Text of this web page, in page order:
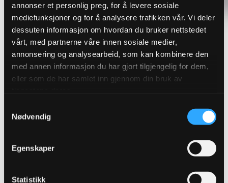
annonser et personlig preg, for å levere sosiale
mediefunksjoner og for å analysere trafikken vår. Vi deler
dessuten informasjon om hvordan du bruker nettstedet
vårt, med partnerne våre innen sosiale medier,
annonsering og analysearbeid, som kan kombinere den
med annen informasjon du har gjort tilgjengelig for dem,
eller som de har samlet inn gjennom din bruk av
Nødvendig
Egenskaper
Statistikk
Finn riktig overvannsløsning for
Robuste løsninger som sikrer effektiv avledning og
håndtering av overvann. Vi leverer produkter for
blågrønn og konvensjonell overvannshåndtering.